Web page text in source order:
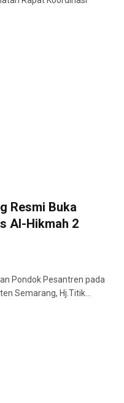
Resmi Buka
Al-Hikmah 2
Pondok Pesantren pada
Semarang, Hj.Titik…